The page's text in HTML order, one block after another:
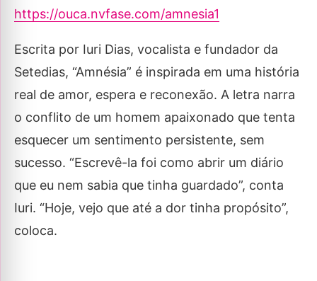
https://ouca.nvfase.com/amnesia1
Escrita por Iuri Dias, vocalista e fundador da
Setedias, “Amnésia” é inspirada em uma história
real de amor, espera e reconexão. A letra narra
o conflito de um homem apaixonado que tenta
esquecer um sentimento persistente, sem
sucesso. “Escrevê-la foi como abrir um diário
que eu nem sabia que tinha guardado”, conta
Iuri. “Hoje, vejo que até a dor tinha propósito”,
coloca.